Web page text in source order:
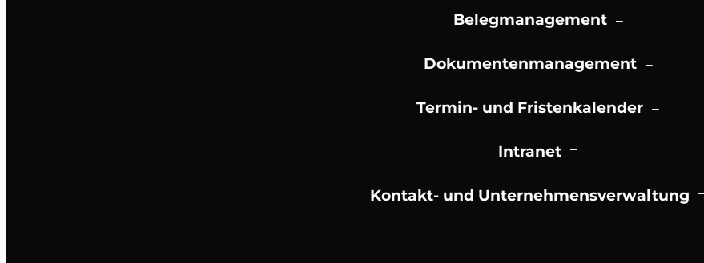
Belegmanagement
Dokumentenmanagement
Termin- und Fristenkalender
Intranet
Kontakt- und Unternehmensverwaltung